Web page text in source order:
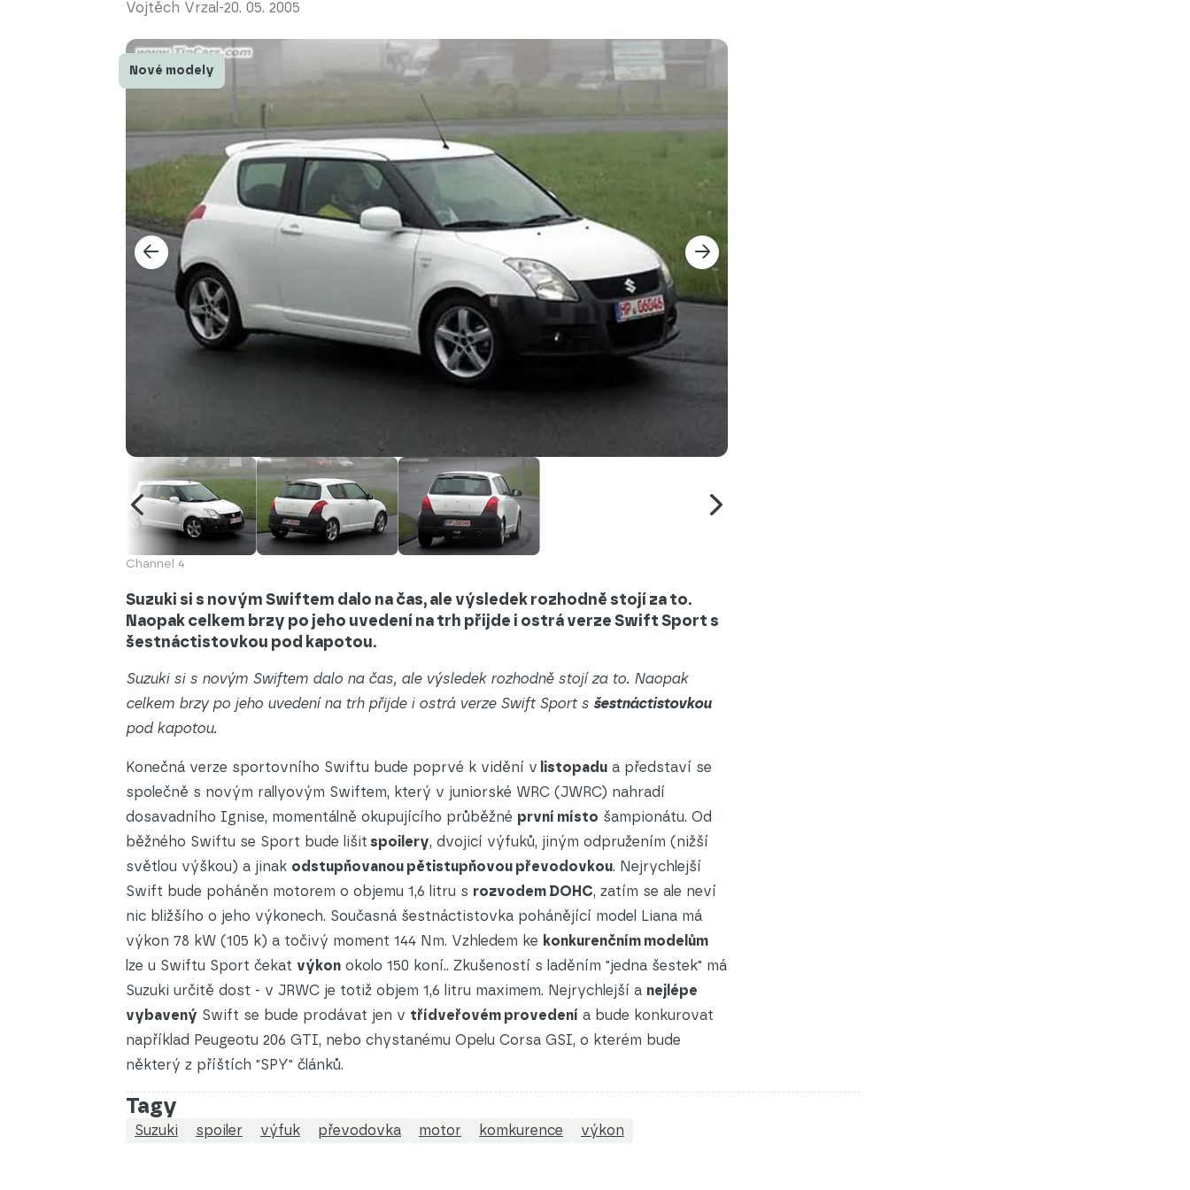
Vojtěch Vrzal -20. 05. 2005
Channel 4
Nové modely
Suzuki si s novým Swiftem dalo na čas, ale výsledek rozhodně stojí za to.
Naopak celkem brzy po jeho uvedení na trh přijde i ostrá verze Swift Sport s
šestnáctistovkou pod kapotou.
Suzuki si s novým Swiftem dalo na čas, ale výsledek rozhodně stojí za to. Naopak
celkem brzy po jeho uvedení na trh přijde i ostrá verze Swift Sport s šestnáctistovkou
pod kapotou.
Konečná verze sportovního Swiftu bude poprvé k vidění v listopadu a představí se
společně s novým rallyovým Swiftem, který v juniorské WRC (JWRC) nahradí
dosavadního Ignise, momentálně okupujícího průběžné první místo šampionátu. Od
běžného Swiftu se Sport bude lišit spoilery, dvojicí výfuků, jiným odpružením (nižší
světlou výškou) a jinak odstupňovanou pětistupňovou převodovkou. Nejrychlejší
Swift bude poháněn motorem o objemu 1,6 litru s rozvodem DOHC, zatím se ale neví
nic bližšího o jeho výkonech. Současná šestnáctistovka pohánějící model Liana má
výkon 78 kW (105 k) a točivý moment 144 Nm. Vzhledem ke konkurenčním modelům
lze u Swiftu Sport čekat výkon okolo 150 koní.. Zkušeností s laděním "jedna šestek" má
Suzuki určitě dost - v JRWC je totiž objem 1,6 litru maximem. Nejrychlejší a nejlépe
vybavený Swift se bude prodávat jen v třídveřovém provedení a bude konkurovat
například Peugeotu 206 GTI, nebo chystanému Opelu Corsa GSI, o kterém bude
některý z příštích "SPY" článků.
Tagy
Suzuki spoiler výfuk převodovka motor komkurence výkon